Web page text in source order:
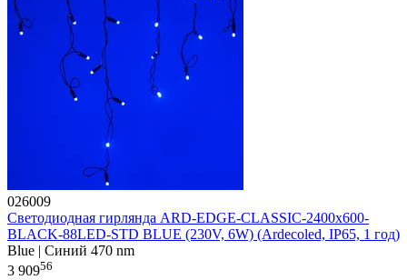
026009
Светодиодная гирлянда ARD-EDGE-CLASSIC-2400x600-
BLACK-88LED-STD BLUE (230V, 6W) (Ardecoled, IP65, 1 год)
Blue | Синий 470 nm
3 90956